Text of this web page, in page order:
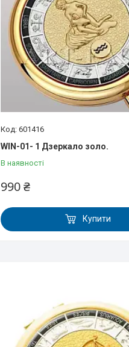
601416
WIN-01- 1 Дзеркало золо.
В наявності
990 ₴
Купити